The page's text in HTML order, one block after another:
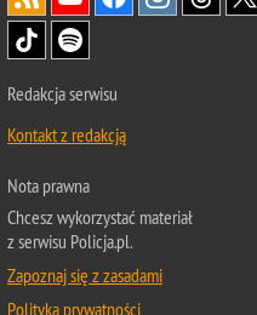
Redakcja serwisu
Kontakt z redakcją
Nota prawna
Chcesz wykorzystać materiał
z serwisu Policja.pl.
Zapoznaj się z zasadami
Polityka prywatności